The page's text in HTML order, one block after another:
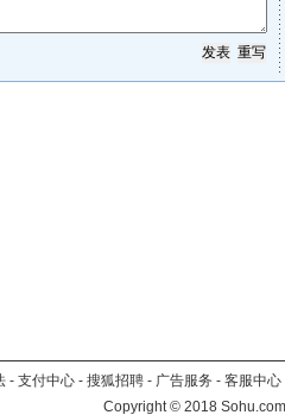
- 支付中心 - 搜狐招聘 - 广告服务 - 客服中心
Copyright©2018